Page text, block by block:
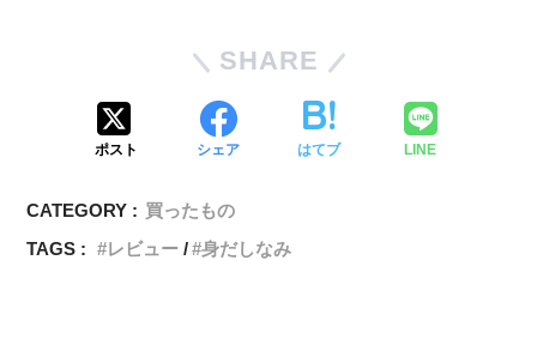
SHARE
ポスト シェア はてブ LINE
CATEGORY : 買ったもの
TAGS :
レビュー 身だしなみ